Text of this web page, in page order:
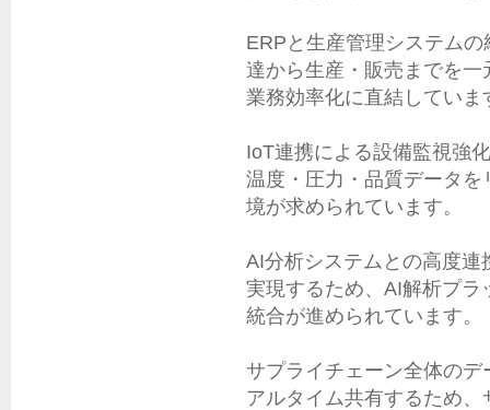
ERPと生産管理システム
達から生産・販売までを
業務効率化に直結していま
IoT連携による設備監視強
温度・圧力・品質データ
境が求められています。
AI分析システムとの高度
実現するため、AI解析プ
統合が進められています。
サプライチェーン全体の
アルタイム共有するため